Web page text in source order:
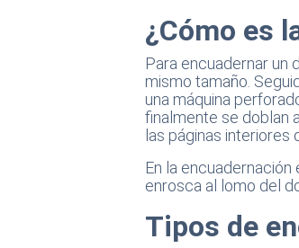
¿Cómo es
Para encuadernar un
mismo tamaño.
una máquina
finalmente se doblan
las páginas interiores
En la
enrosca al lomo del
Tipos de